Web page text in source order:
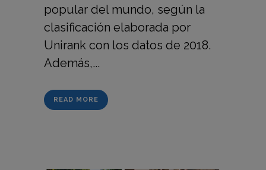
popular del mundo, según la
clasificación elaborada por
Unirank con los datos de 2018.
Además,...
READ MORE